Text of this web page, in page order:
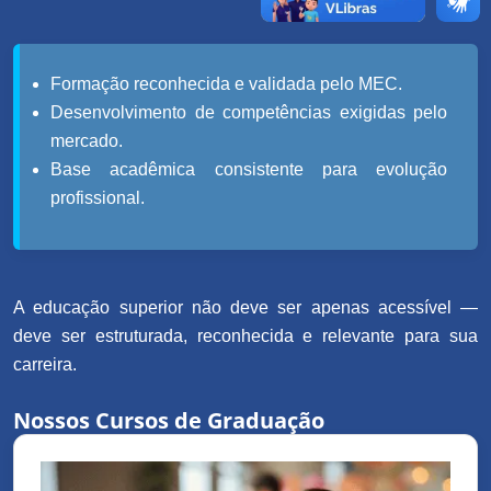
Formação reconhecida e validada pelo MEC.
Desenvolvimento de competências exigidas pelo
mercado.
Base acadêmica consistente para evolução
profissional.
A educação superior não deve ser apenas acessível —
deve ser estruturada, reconhecida e relevante para sua
carreira.
Nossos Cursos de Graduação